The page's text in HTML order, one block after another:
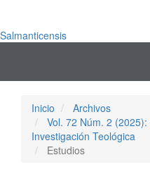
Contenido
Salmanticensis
Inicio
Archivos
Vol. 72 Núm. 2
Investigación Teológica
Estudios